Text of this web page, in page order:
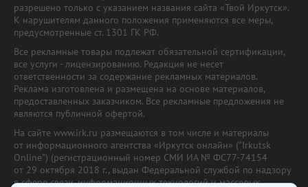
разрешено только с указанием названия сайта «Твой Иркутск».
К нарушителям данного положения применяются все меры,
предусмотренные ст. 1301 ГК РФ.
Все рекламные товары подлежат обязательной сертификации,
все услуги - лицензированию. Редакция не несет
ответственности за содержание рекламных материалов.
Реклама изготовлена и размещена на основе материалов,
предоставленных заказчиком. Все рекламные предложения не
являются публичной офертой.
На сайте www.irk.ru размещаются в том числе и материалы
от информационного агентства «Иркутск онлайн» ("Irkutsk
Online") (регистрационный номер СМИ ИА № ФС77-74154
от 29 октября 2018 г., выдан Федеральной службой по надзору
в сфере связи, информационных технологий и массовых